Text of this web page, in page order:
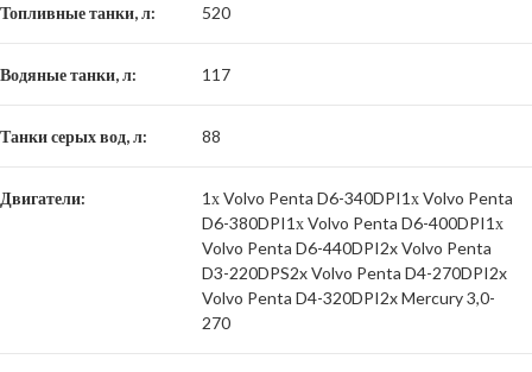
Топливные танки, л: 520
Водяные танки, л: 117
Танки серых вод, л: 88
Двигатели:
1х Volvo Penta D6-340DPI1х Volvo Penta
D6-380DPI1х Volvo Penta D6-400DPI1х
Volvo Penta D6-440DPI2x Volvo Penta
D3-220DPS2x Volvo Penta D4-270DPI2x
Volvo Penta D4-320DPI2x Mercury 3,0-
270